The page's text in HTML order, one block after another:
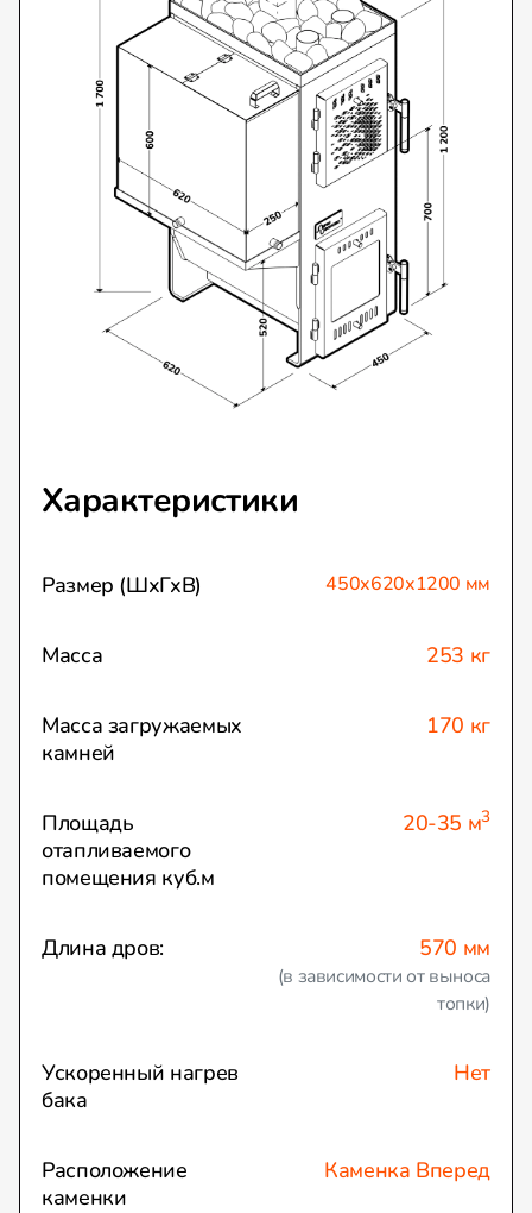
Характеристики
Размер (ШхГхВ) 450х620х1200 мм
Масса 253 кг
Масса загружаемых
камней
170 кг
Площадь
отапливаемого
помещения куб.м
20-35 м3
Длина дров: 570 мм
(в зависимости от выноса
топки)
Ускоренный нагрев
бака
Нет
Расположение
каменки
Каменка Вперед